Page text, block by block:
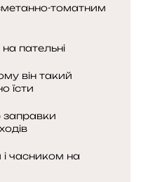
сметанно-томатним
пательні
він такий
їсти
заправки
і часником на